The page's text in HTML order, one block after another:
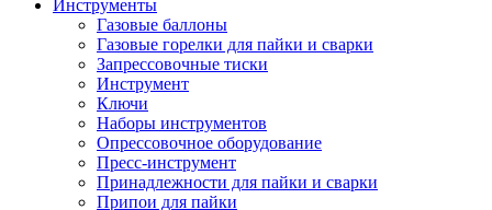
Инструменты
Газовые баллоны
Газовые горелки для пайки и сварки
Запрессовочные тиски
Инструмент
Ключи
Наборы инструментов
Опрессовочное оборудование
Пресс-инструмент
Принадлежности для пайки и сварки
Припои для пайки